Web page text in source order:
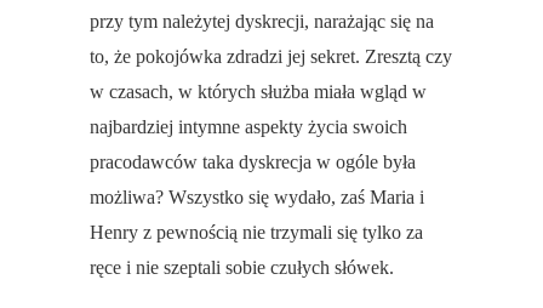
przy tym należytej dyskrecji, narażając się na
to, że pokojówka zdradzi jej sekret. Zresztą czy
w czasach, w których służba miała wgląd w
najbardziej intymne aspekty życia swoich
pracodawców taka dyskrecja w ogóle była
możliwa? Wszystko się wydało, zaś Maria i
Henry z pewnością nie trzymali się tylko za
ręce i nie szeptali sobie czułych słówek.